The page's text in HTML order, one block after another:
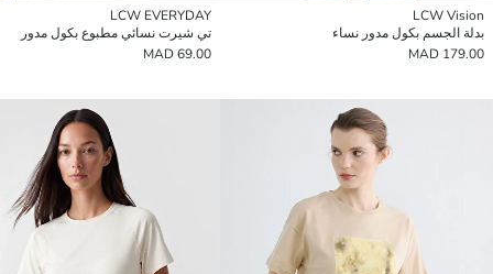
LCW Vision
بدلة الجسم بكول مدور نساء
179.00 MAD
LCW EVERYDAY
تي شيرت نسائي مطبوع بكول مدور
69.00 MAD